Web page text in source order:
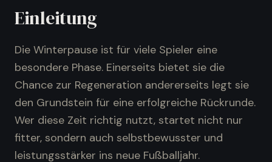
Einleitung
Die Winterpause ist für viele Spieler eine
besondere Phase. Einerseits bietet sie die
Chance zur Regeneration andererseits legt sie
den Grundstein für eine erfolgreiche Rückrunde.
Wer diese Zeit richtig nutzt, startet nicht nur
fitter, sondern auch selbstbewusster und
leistungsstärker ins neue Fußballjahr.